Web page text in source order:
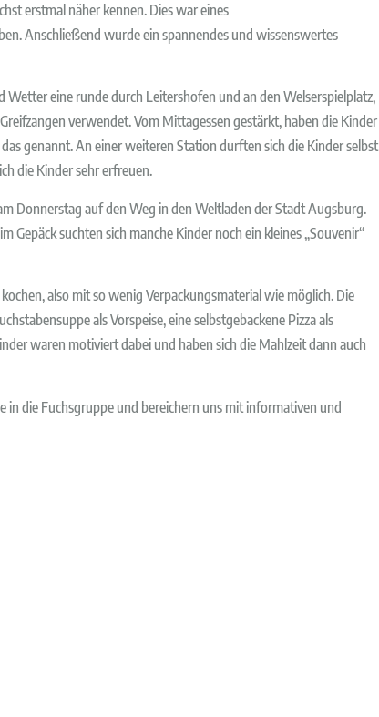
erstmal näher kennen. Dies war eines
Anschließend wurde ein spannendes und wissenswertes
eine runde durch Leitershofen und an den Welserspielplatz,
verwendet. Vom Mittagessen gestärkt, haben die Kinder
genannt. An einer weiteren Station durften sich die Kinder selbst
die Kinder sehr erfreuen.
Donnerstag auf den Weg in den Weltladen der Stadt Augsburg.
Gepäck suchten sich manche Kinder noch ein kleines „Souvenir“
also mit so wenig Verpackungsmaterial wie möglich. Die
als Vorspeise, eine selbstgebackene Pizza als
waren motiviert dabei und haben sich die Mahlzeit dann auch
in die Fuchsgruppe und bereichern uns mit informativen und